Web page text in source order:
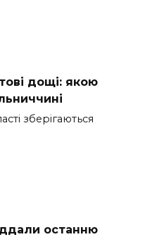
дощі: якою
зберігаються
останню